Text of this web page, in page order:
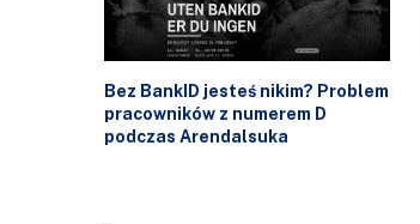
Bez BankID jesteś nikim? Problem
pracowników z numerem D
podczas Arendalsuka